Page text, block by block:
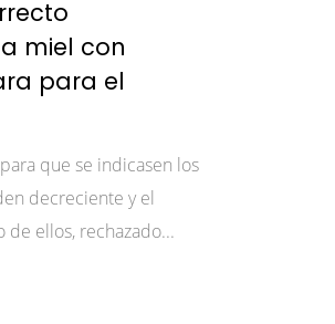
miel con
para el
que se indicasen los
decreciente y el
ellos, rechazado...